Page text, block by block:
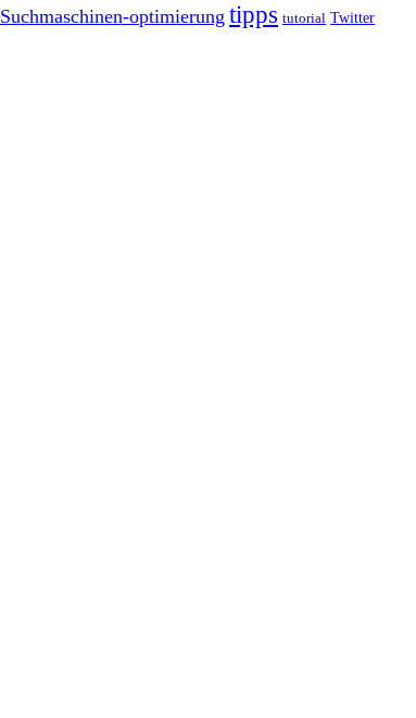
Suchmaschinen-optimierung tipps tutorial Twitter